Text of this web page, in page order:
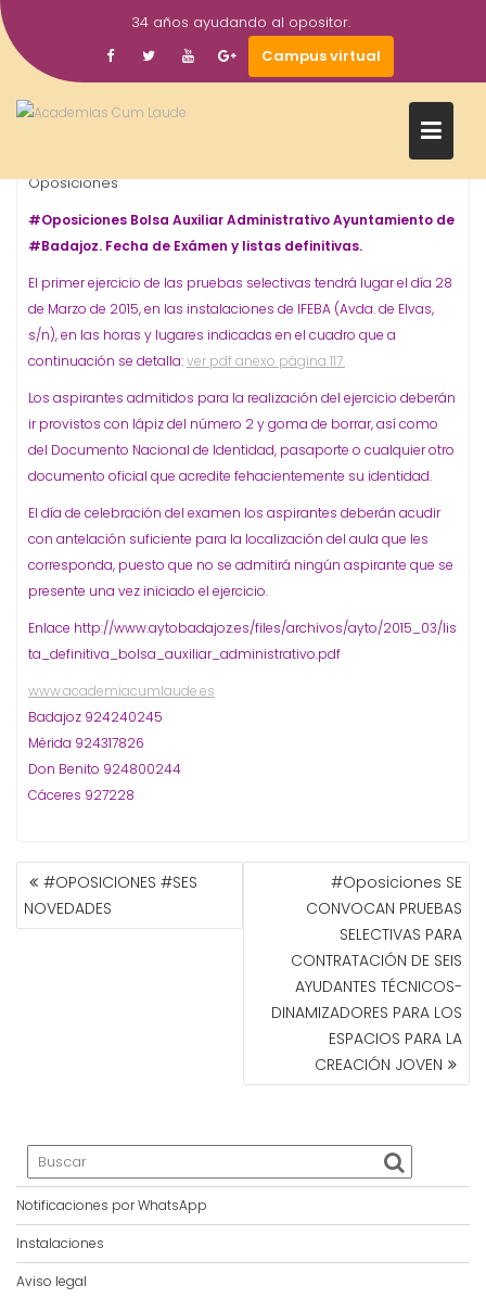
Saltar
al
contenido
34 años ayudando al opositor.
Campus virtual
Mar
2015
academiacumlaudeoposiciones
Bolsa,
Oposiciones
#Oposiciones Bolsa Auxiliar Administrativo Ayuntamiento de
#Badajoz. Fecha de Exámen y listas definitivas.
El primer ejercicio de las pruebas selectivas tendrá lugar el día 28
de Marzo de 2015, en las instalaciones de IFEBA (Avda. de Elvas,
s/n), en las horas y lugares indicadas en el cuadro que a
continuación se detalla:ver pdf anexo página 117.
Los aspirantes admitidos para la realización del ejercicio deberán
ir provistos con lápiz del número 2 y goma de borrar, así como
del Documento Nacional de Identidad, pasaporte o cualquier otro
documento oficial que acredite fehacientemente su identidad.
El día de celebración del examen los aspirantes deberán acudir
con antelación suficiente para la localización del aula que les
corresponda, puesto que no se admitirá ningún aspirante que se
presente una vez iniciado el ejercicio.
Enlace http://www.aytobadajoz.es/files/archivos/ayto/2015_03/lis
ta_definitiva_bolsa_auxiliar_administrativo.pdf
www.academiacumlaude.es
Badajoz 924240245
Mérida 924317826
Don Benito 924800244
Cáceres 927228
NAVEGACIÓN
DE
ENTRADAS
#OPOSICIONES #SES
NOVEDADES
#Oposiciones SE
CONVOCAN PRUEBAS
SELECTIVAS PARA
CONTRATACIÓN DE SEIS
AYUDANTES TÉCNICOS-
DINAMIZADORES PARA LOS
ESPACIOS PARA LA
CREACIÓN JOVEN
Notificaciones por WhatsApp
Instalaciones
Aviso legal